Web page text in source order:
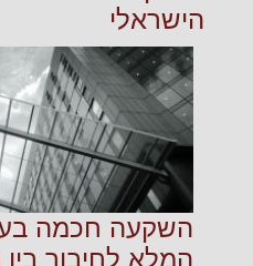
הישראלי
השקעה חכמה
המלא לחיבור בין